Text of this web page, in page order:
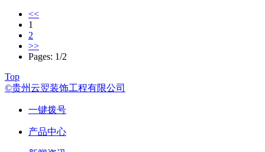
<<
1
2
>>
Pages: 1/2
Top
©贵州云翌装饰工程有限公司
一键拨号
产品中心